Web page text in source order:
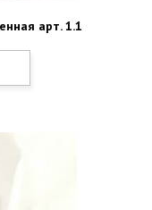
арт. 1.1